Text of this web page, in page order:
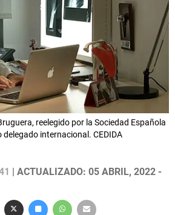
reelegido por la Sociedad Española
internacional. CEDIDA
| ACTUALIZADO: 05 ABRIL, 2022 -